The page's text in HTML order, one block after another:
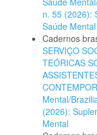
n. 55 (2026):
Saúde Mental
Cadernos
SERVIÇO
TEÓRICAS
Mental/
(2026):
Mental